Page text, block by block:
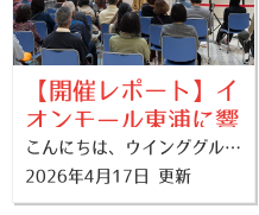
【開催レポート】イ
オンモール東浦に響
く本格音色！「100
万人のクラシックラ
こんにちは、ウインググループ広報担当です！ 本日は、弊社が新たにスポンサー（共催）として参画いたしました「100万人のクラシックライブ」の初開催レポート、そして次回開催のお知らせをお届けします。 ■ 「日常に音楽が溢れる街を目指して」活動をサポート 弊社は、「日常に音楽が溢れる街を目指して」という活動理念に賛同し、イオンモール東浦様、ウインググループ様と共にこの素晴らしい活動を応援することとなりました。 その記念すべき第1回目のライブが、2026年4月15日（水）、イオンモール東浦のセントラルコートにて開催されました。 （私、早川が挨拶させていただきました！） ■ 買い物空間が「至近距離のコンサートホール」に 会場となったセントラルコートには、開演前から多くのお客様にお集まりいただきました 。 今回の演奏は、ヴァイオリニストの宇佐見 優（うさみ ゆう）さんと、ピアニストの加藤 帆乃夏（かとう ほのか）さんのお二人です 。 目の前で奏でられる生の楽器の音色、そして演奏家の息遣い。「年間100万人の方と感動を共有すること」を目的としたこのライブならではの、手を伸ばせば届きそうな距離でのパフォーマンスに、通りすがりの方も足を止め、会場全体が心地よい緊張感と多幸感に包まれました 。 当日の様子や写真は、公式サイトのレポートページでも紹介されています。ぜひあわせてご覧ください！
2026年4月17日 更新